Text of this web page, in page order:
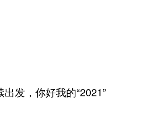
发，你好我的“2021”